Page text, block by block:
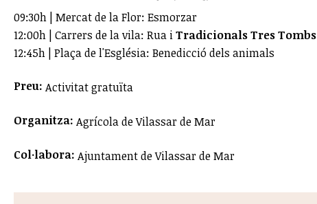
09:30h | Mercat de la Flor: Esmorzar
12:00h | Carrers de la vila: Rua iTradicionals Tres Tombs
12:45h | Plaça de l'Església: Benedicció dels animals
Preu: Activitat gratuïta
Organitza: Agrícola de Vilassar de Mar
Col·labora: Ajuntament de Vilassar de Mar